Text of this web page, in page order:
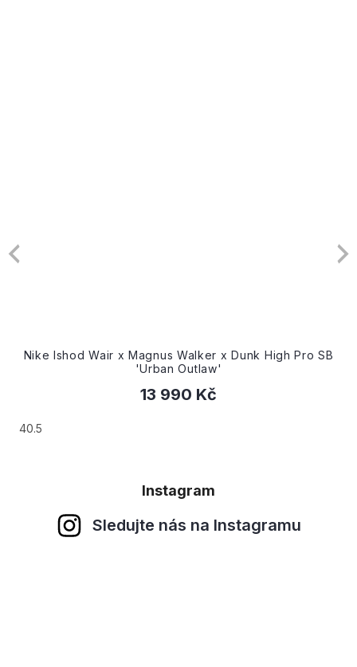
Nike Ishod Wair x Magnus Walker x Dunk High Pro SB
'Urban Outlaw'
13 990 Kč
40.5
Instagram
Sledujte nás na Instagramu